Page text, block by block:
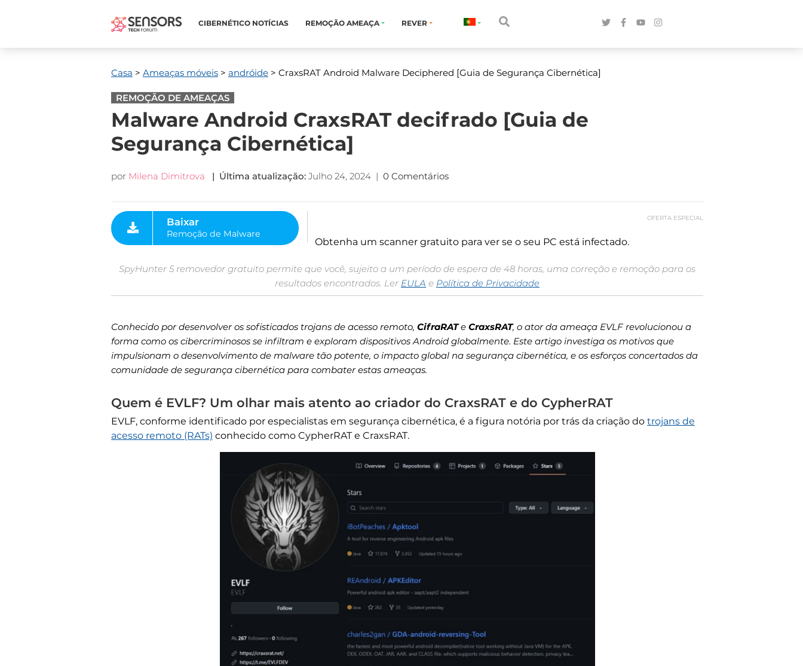
CIBERNÉTICO NOTÍCIAS REMOÇÃO AMEAÇA REVER
Casa > Ameaças móveis > andróide > CraxsRAT Android Malware Deciphered [Guia de Segurança Cibernética]
REMOÇÃO DE AMEAÇAS
Malware Android CraxsRAT decifrado [Guia de
Segurança Cibernética]
por Milena Dimitrova | Última atualização: Julho 24, 2024 | 0 Comentários
OFERTA ESPECIAL
Remoção de Malware
Ferramenta
Obtenha um scanner gratuito para ver se o seu PC está infectado.
SpyHunter 5 removedor gratuito permite que você, sujeito a um período de espera de 48 horas, uma correção e remoção para os
resultados encontrados. Ler EULA e Política de Privacidade
Conhecido por desenvolver os sofisticados trojans de acesso remoto, CifraRATe CraxsRAT, o ator da ameaça EVLF revolucionou a
forma como os cibercriminosos se infiltram e exploram dispositivos Android globalmente. Este artigo investiga os motivos que
impulsionam o desenvolvimento de malware tão potente, o impacto global na segurança cibernética, e os esforços concertados da
comunidade de segurança cibernética para combater estas ameaças.
Quem é EVLF? Um olhar mais atento ao criador do CraxsRAT e do CypherRAT
EVLF, conforme identificado por especialistas em segurança cibernética, é a figura notória por trás da criação do trojans de
acesso remoto (RATs) conhecido como CypherRAT e CraxsRAT.